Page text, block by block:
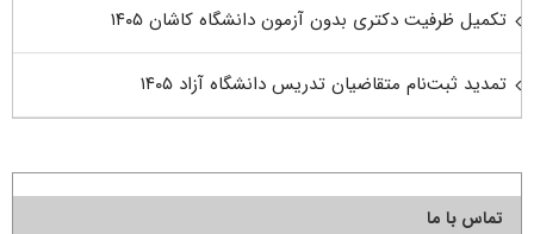
تکمیل ظرفیت دکتری بدون آزمون دانشگاه کاشان ۱۴۰۵
تمدید ثبت‌نام متقاضیان تدریس دانشگاه آزاد ۱۴۰۵
تماس با ما